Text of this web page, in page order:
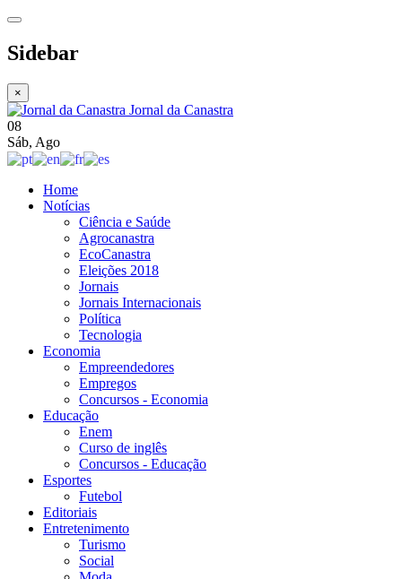
Sidebar
×
Jornal da Canastra
08
Sáb, Ago
Home
Notícias
Ciência e Saúde
Agrocanastra
EcoCanastra
Eleições 2018
Jornais
Jornais Internacionais
Política
Tecnologia
Economia
Empreendedores
Empregos
Concursos - Economia
Educação
Enem
Curso de inglês
Concursos - Educação
Esportes
Futebol
Editoriais
Entretenimento
Turismo
Social